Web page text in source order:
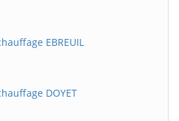
EBREUIL
DOYET